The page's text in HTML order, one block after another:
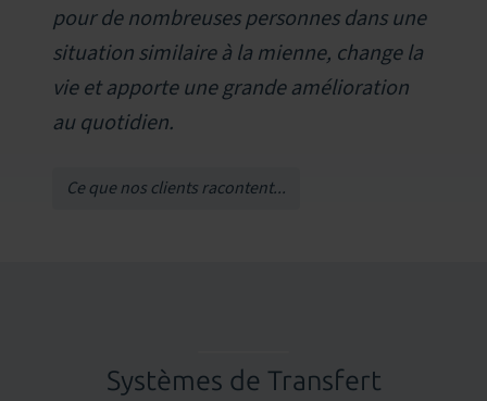
pour de nombreuses personnes dans une
situation similaire à la mienne, change la
vie et apporte une grande amélioration
au quotidien.
Ce que nos clients racontent...
Systèmes de Transfert